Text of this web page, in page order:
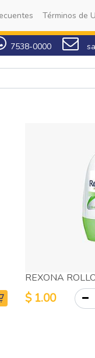
Términos de
7538-0000
REXONA
$ 1.00